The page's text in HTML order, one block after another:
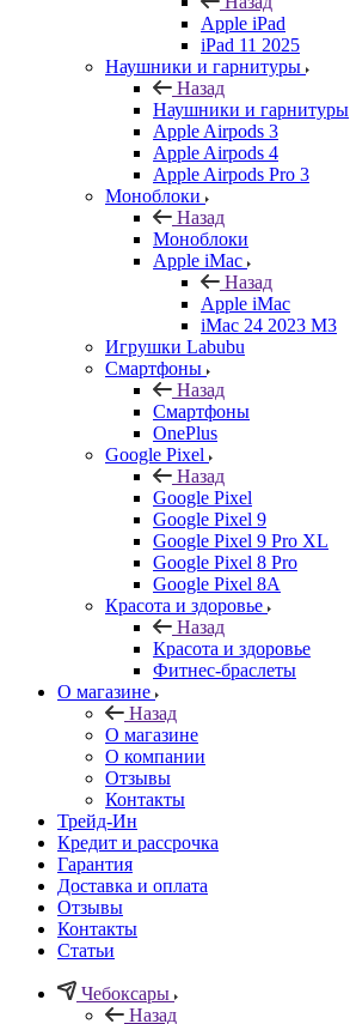
Apple iPad
iPad 11 2025
Наушники и гарнитуры
Назад
Наушники и гарнитуры
Apple Airpods 3
Apple Airpods 4
Apple Airpods Pro 3
Моноблоки
Назад
Моноблоки
Apple iMac
Назад
Apple iMac
iMac 24 2023 M3
Игрушки Labubu
Смартфоны
Назад
Смартфоны
OnePlus
Google Pixel
Назад
Google Pixel
Google Pixel 9
Google Pixel 9 Pro XL
Google Pixel 8 Pro
Google Pixel 8A
Красота и здоровье
Назад
Красота и здоровье
Фитнес-браслеты
О магазине
Назад
О магазине
О компании
Отзывы
Контакты
Трейд-Ин
Кредит и рассрочка
Гарантия
Доставка и оплата
Отзывы
Контакты
Статьи
Чебоксары
Назад